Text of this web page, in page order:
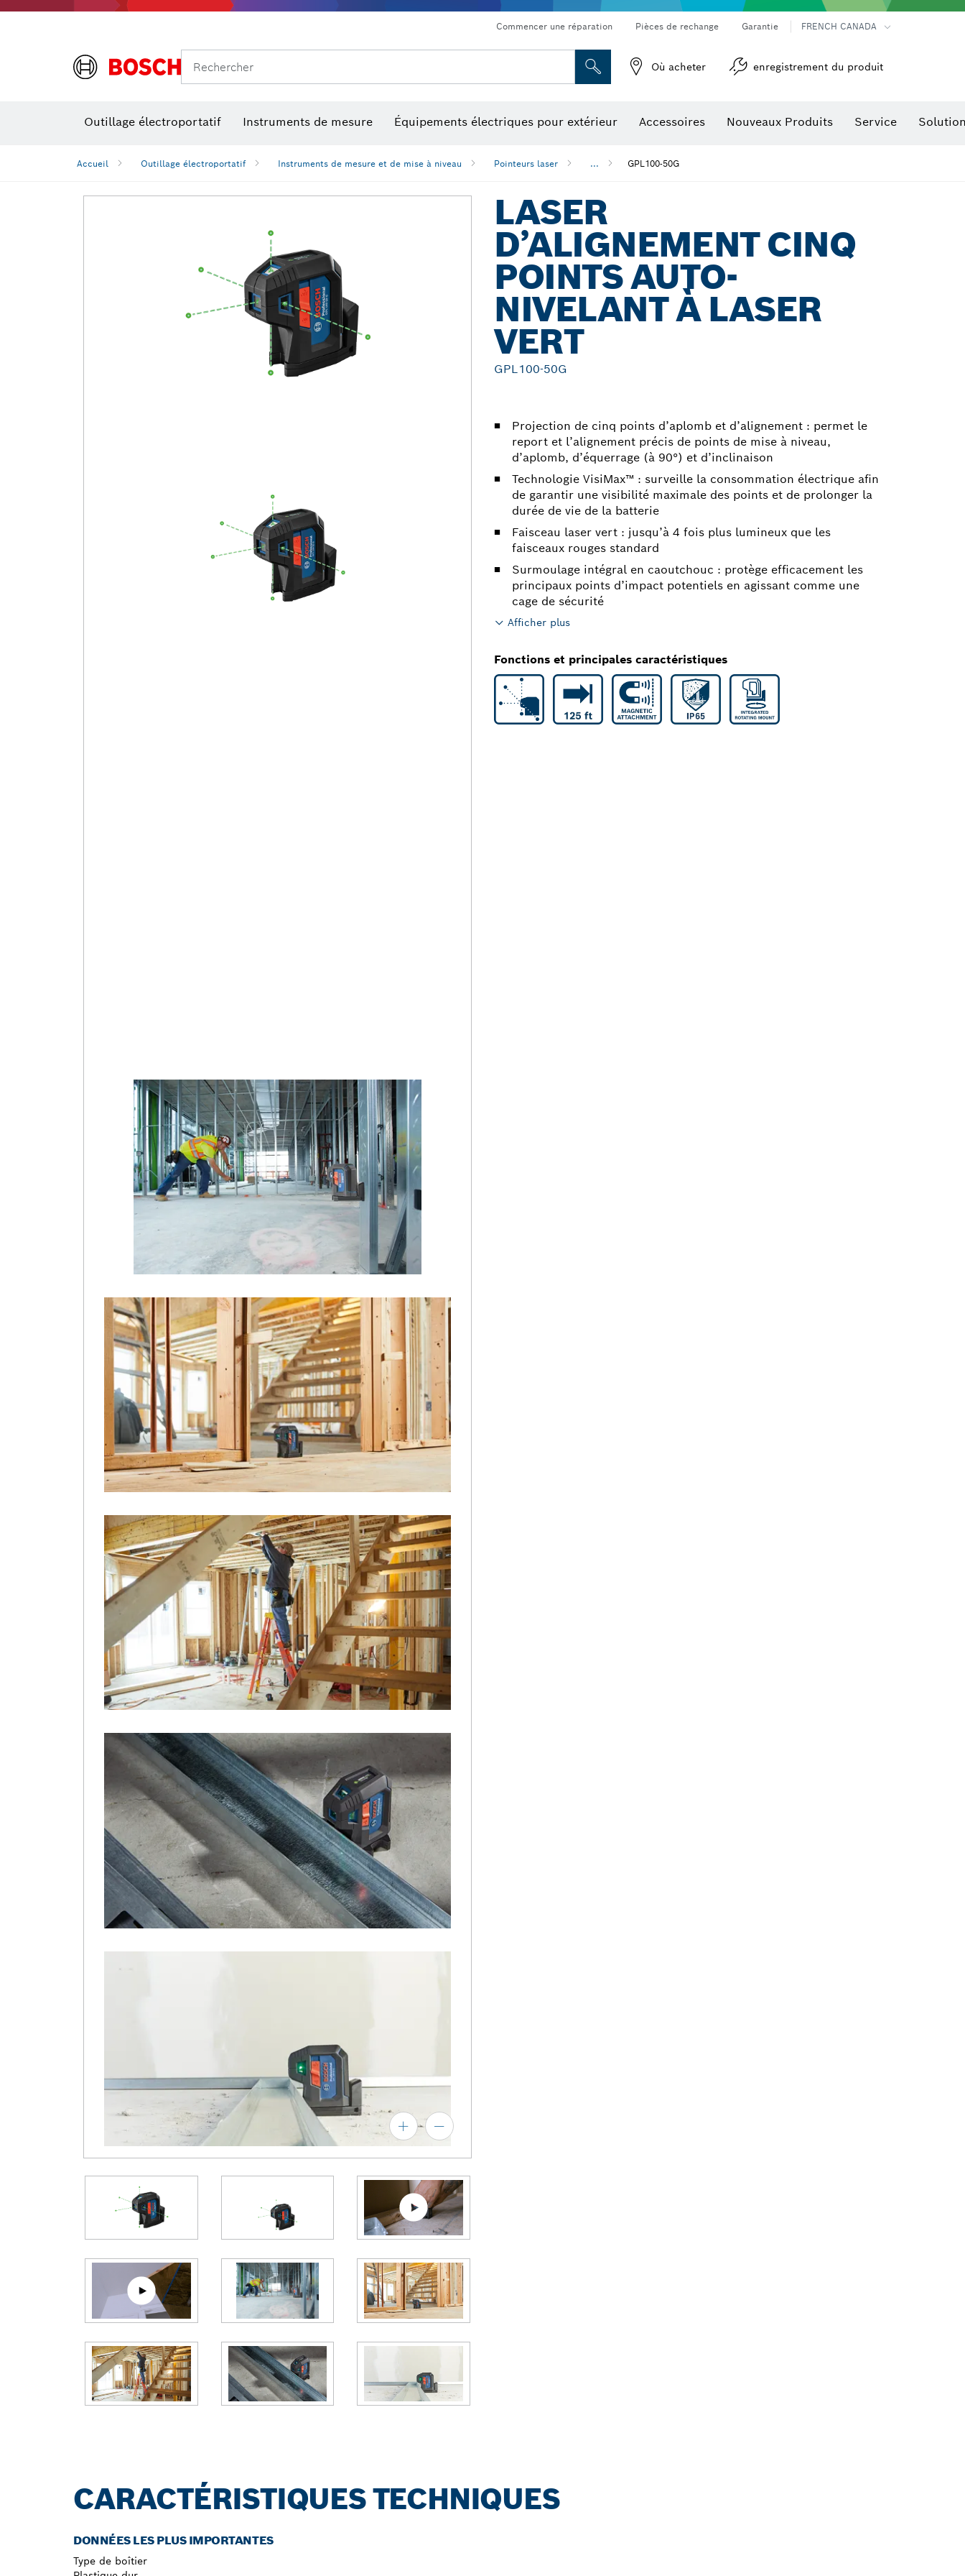
Commencer une réparation Pièces de rechange Garantie FRENCH CANADA
Rechercher Où acheter enregistrement du produit
Outillage électroportatif Instruments de mesure Équipements électriques pour extérieur Accessoires Nouveaux Produits Service
Accueil Outillage électroportatif Instruments de mesure et de mise à niveau Pointeurs laser ... GPL100-50G
LASER
D’ALIGNEMENT CINQ
POINTS AUTO-
NIVELANT À LASER
VERT
GPL100-50G
Projection de cinq points d’aplomb et d’alignement : permet le
report et l’alignement précis de points de mise à niveau,
d’aplomb, d’équerrage (à 90°) et d’inclinaison
Technologie VisiMax™ : surveille la consommation électrique afin
de garantir une visibilité maximale des points et de prolonger la
durée de vie de la batterie
Faisceau laser vert : jusqu’à 4 fois plus lumineux que les
faisceaux rouges standard
Surmoulage intégral en caoutchouc : protège efficacement les
principaux points d’impact potentiels en agissant comme une
cage de sécurité
Afficher plus
Fonctions et principales caractéristiques
CARACTÉRISTIQUES TECHNIQUES
DONNÉES LES PLUS IMPORTANTES
Type de boîtier